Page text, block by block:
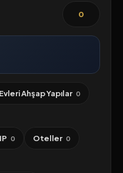
0
Ahşap Yapılar 0
0 Oteller 0